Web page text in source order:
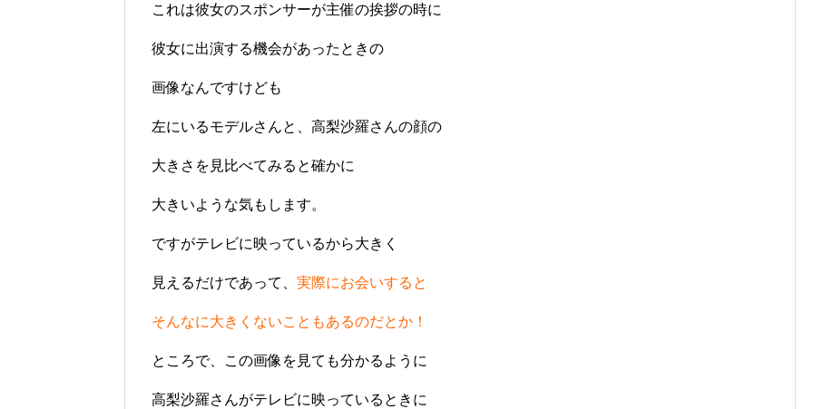
これは彼女のスポンサーが主催の挨拶の時に
彼女に出演する機会があったときの
画像なんですけども
左にいるモデルさんと、高梨沙羅さんの顔の
大きさを見比べてみると確かに
大きいような気もします。
ですがテレビに映っているから大きく
見えるだけであって、 実際にお会いすると
そんなに大きくないこともあるのだとか！
ところで、この画像を見ても分かるように
高梨沙羅さんがテレビに映っているときに